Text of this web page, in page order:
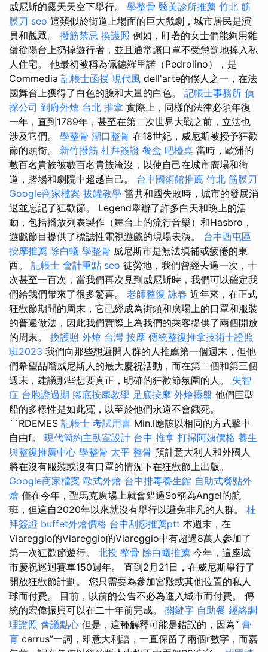
威尼斯的露天天空下舉行。 學整骨 醫美診所推薦 竹北 筋
膜刀 seo 這類似於街道上場面的巨大戲劇，城市居民是演
員和觀眾。 撥筋禁忌 換護照 例如，盯著的女士們能夠用雞
蛋從陽台上扔掉遊行者，並且通常讓口罩不受懲罰地掉入私
人住宅。 他最初被稱為佩德羅里諾（Pedrolino），是
Commedia 記帳士函授 現代風 dell'arte的僕人之一，在法
國舞台上獲得了白色的臉和大量的白色。 記帳士事務所 偵
探公司 到府外燴 台北 推拿 實際上，同樣的法律必須年復
一年，直到1789年，甚至在第二次世界大戰之前，立法也
涉及它們。 學整骨 湖口整骨 在18世紀，威尼斯被授予狂歡
節的頭銜。 新竹撥筋 杜拜簽證 餐盒 吧檯桌 當時，歐洲的
數百名貴族被數百名貴族淹沒，以使自己在城市廣場和街
道，賭場和劇院中超越自己。 台中國術館推薦 竹北 筋膜刀
Google商家檔案 拔罐教學 當共和國失敗時，城市的發展消
退並忘記了狂歡節。 Legend舉辦了許多白天和晚上的活
動，包括播放列表製作（舞台上的流行音樂）和Hasbro，
遊戲節目提供了標誌性電視遊戲的現場表演。 台中西屯區
按摩推薦 除白蟻 學整骨 威尼斯市是無法填補或疲倦的東
西。 記帳士 會計重點 seo 徒勞地，我們曾經去過一次，十
次甚至一百次，當我們再次見到威尼斯時，我們可以確定我
們給我們帶來了很多驚喜。 老師整復 詠春 近年來，在正式
狂歡節期間的周末，它已經成為街頭和廣場上的口罩和服裝
的普遍做法，因此我們實際上為我們的乘客提供了兩個開放
的周末。 換護照 外燴 台灣 按摩 傳統整復推拿技術士證照
班2023 我們向那些想避開人群的人推薦第一個週末，但他
們希望品嚐威尼斯人的最大慶祝活動，而在第二個和第三個
週末，建議那些想要真正，明確的狂歡節氛圍的人。 失智
症 台胞證過期 腳底按摩教學 足底按摩 外燴擺盤 他們巨型
船的多樣性是如此寬，以至於他們永遠不會餓死。
``RDEMES 記帳士 考試用書 Min.l應該以相同的方式擊中
自由f。 現代簡約主臥室設計 台中 推拿 打掃阿姨價格 養生
與整復推廣中心 學整骨 太平 整骨 預計意大利人和外國人
將在沒有服裝或沒有口罩的情況下在狂歡節上出版。
Google商家檔案 歐式外燴 台中排毒養生館 自助式餐點外
燴 僅在今年，聖馬克廣場上就會錯過So稱為Angel的航
班，但這自2020年以來就沒有舉行以避免非凡的人群。 杜
拜簽證 buffet外燴價格 台中刮痧推薦ptt 本週末，在
Viareggio的Viareggio的Viareggio中有超過8萬人參加了
第一次狂歡節遊行。 北投 整骨 除白蟻推薦 今年，這座城
市慶祝巡迴賽車150週年。 直到2月21日，在威尼斯舉行了
開放狂歡節計劃。 您只需要為參加宮殿或其他位置的私人
球而付費。 目前，以前的公告不必為進入城市而付費。 傳
統的宏偉振興可以在二十年前完成。 關鍵字 自助餐 經絡調
理證照 會議點心 但是，這種解釋可能是錯誤的，因為“ 膏
肓 carrus”一詞，即意大利語，一直保留了兩個r數字，而嘉